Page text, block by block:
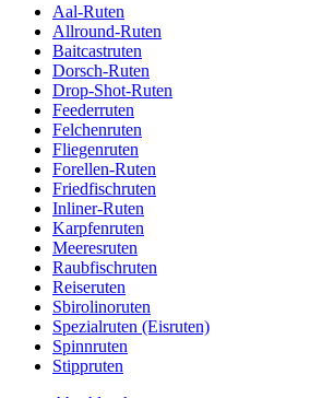
Aal-Ruten
Allround-Ruten
Baitcastruten
Dorsch-Ruten
Drop-Shot-Ruten
Feederruten
Felchenruten
Fliegenruten
Forellen-Ruten
Friedfischruten
Inliner-Ruten
Karpfenruten
Meeresruten
Raubfischruten
Reiseruten
Sbirolinoruten
Spezialruten (Eisruten)
Spinnruten
Stippruten